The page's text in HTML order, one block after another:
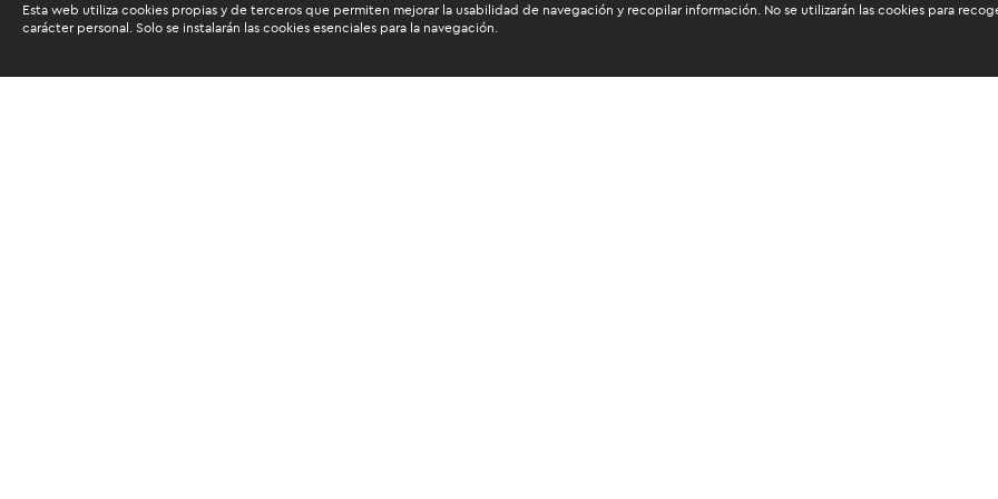
Esta web utiliza cookies propias y de terceros que permiten mejorar la usabilidad de navegación y recopilar información. No se utilizarán las cookies para
carácter personal. Solo se instalarán las cookies esenciales para la navegación.